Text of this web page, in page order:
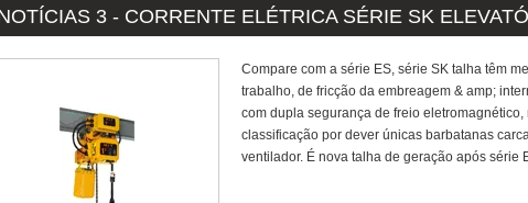
3 - CORRENTE ELÉTRICA SÉRIE SK
Compare com a série ES, série SK talha têm
trabalho, de fricção da embreagem & amp;
com dupla segurança de freio
classificação por dever únicas barbatanas
ventilador. É nova talha de geração após série